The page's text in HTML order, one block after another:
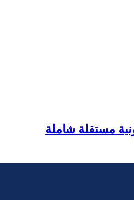
مستقلة شاملة